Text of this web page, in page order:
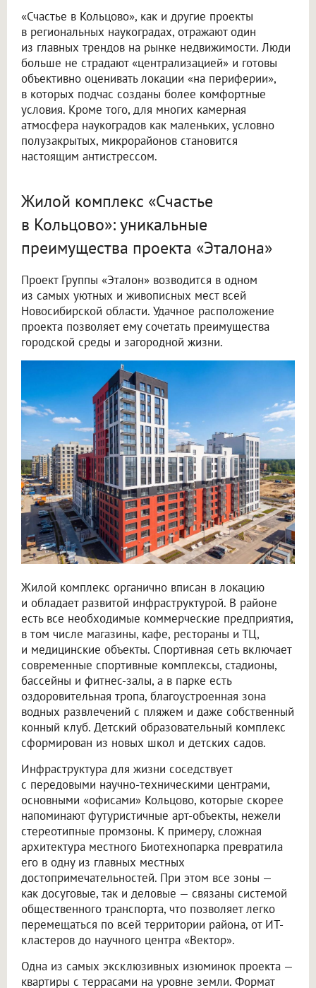
«Счастье в Кольцово», как и другие проекты
в региональных наукоградах, отражают один
из главных трендов на рынке недвижимости. Люди
больше не страдают «централизацией» и готовы
объективно оценивать локации «на периферии»,
в которых подчас созданы более комфортные
условия. Кроме того, для многих камерная
атмосфера наукоградов как маленьких, условно
полузакрытых, микрорайонов становится
настоящим антистрессом.
Жилой комплекс «Счастье
в Кольцово»: уникальные
преимущества проекта «Эталона»
Проект Группы «Эталон» возводится в одном
из самых уютных и живописных мест всей
Новосибирской области. Удачное расположение
проекта позволяет ему сочетать преимущества
городской среды и загородной жизни.
Жилой комплекс органично вписан в локацию
и обладает развитой инфраструктурой. В районе
есть все необходимые коммерческие предприятия,
в том числе магазины, кафе, рестораны и ТЦ,
и медицинские объекты. Спортивная сеть включает
современные спортивные комплексы, стадионы,
бассейны и фитнес-залы, а в парке есть
оздоровительная тропа, благоустроенная зона
водных развлечений с пляжем и даже собственный
конный клуб. Детский образовательный комплекс
сформирован из новых школ и детских садов.
Инфраструктура для жизни соседствует
с передовыми научно-техническими центрами,
основными «офисами» Кольцово, которые скорее
напоминают футуристичные арт-объекты, нежели
стереотипные промзоны. К примеру, сложная
архитектура местного Биотехнопарка превратила
его в одну из главных местных
достопримечательностей. При этом все зоны —
как досуговые, так и деловые — связаны системой
общественного транспорта, что позволяет легко
перемещаться по всей территории района, от ИТ-
кластеров до научного центра «Вектор».
Одна из самых эксклюзивных изюминок проекта —
квартиры с террасами на уровне земли. Формат